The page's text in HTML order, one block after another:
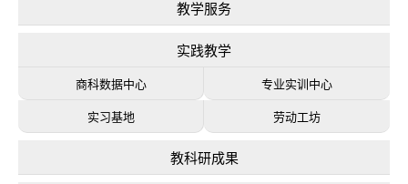
教学服务
实践教学
商科数据中心 专业实训中心
实习基地 劳动工坊
教科研成果